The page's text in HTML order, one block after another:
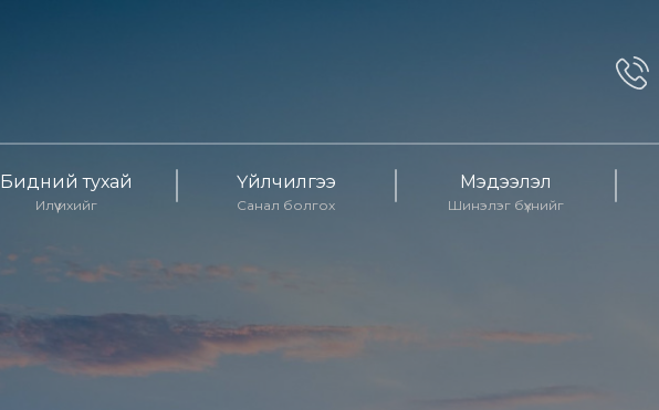
Бидний тухай
Илүү ихийг
Үйлчилгээ
Санал болгох
Мэдээлэл
Шинэлэг бүхнийг